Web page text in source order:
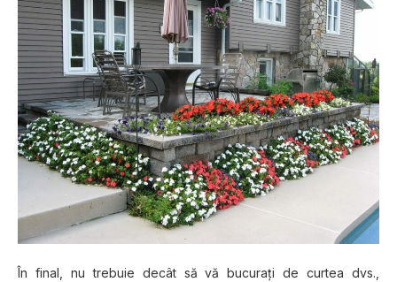
În final, nu trebuie decât să vă bucuraţi de curtea dvs.,